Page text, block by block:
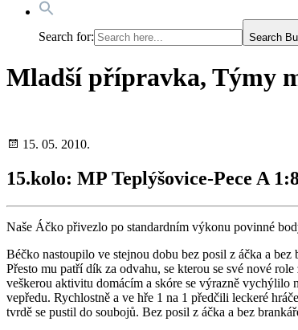
Search for: Search
Mladší přípravka, Týmy
15. 05. 2010.
15.kolo: MP Teplýšovice-Pece A
Naše Áčko přivezlo po standardním výkonu povinné
Béčko nastoupilo ve stejnou dobu bez posil z áčka a
Přesto mu patří dík za odvahu, se kterou se své nové
veškerou aktivitu domácím a skóre se výrazně
vepředu. Rychlostně a ve hře 1 na 1 předčili leckeré
tvrdě se pustil do soubojů. Bez posil z áčka a bez